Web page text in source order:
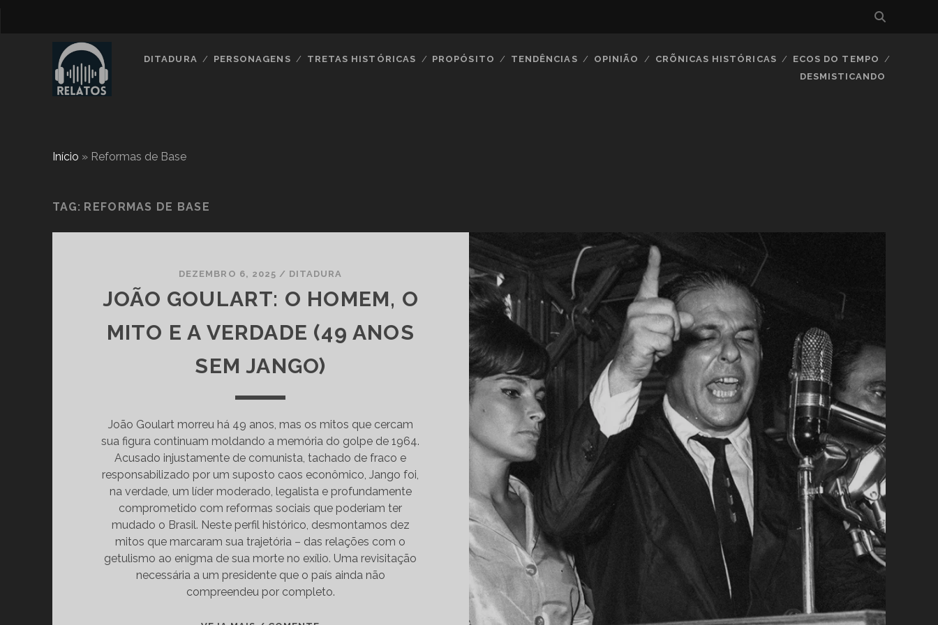
DITADURA PERSONAGENS TRETAS HISTÓRICAS PROPÓSITO TENDÊNCIAS OPINIÃO CRÕNICAS HISTÓRICAS
ECOS DO TEMPO
DESMISTICANDO
Início » Reformas de Base
TAG: REFORMAS DE BASE
DEZEMBRO 6, 2025 / DITADURA
JOÃO GOULART: O HOMEM, O
MITO E A VERDADE (49 ANOS
SEM JANGO)
João Goulart morreu há 49 anos, mas os mitos que cercam
sua figura continuam moldando a memória do golpe de 1964.
Acusado injustamente de comunista, tachado de fraco e
responsabilizado por um suposto caos econômico, Jango foi,
na verdade, um líder moderado, legalista e profundamente
comprometido com reformas sociais que poderiam ter
mudado o Brasil. Neste perfil histórico, desmontamos dez
mitos que marcaram sua trajetória – das relações com o
getulismo ao enigma de sua morte no exílio. Uma revisitação
necessária a um presidente que o país ainda não
compreendeu por completo.